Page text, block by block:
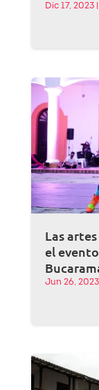
Dic 17, 2023|
Las
el
Jun 26, 2023